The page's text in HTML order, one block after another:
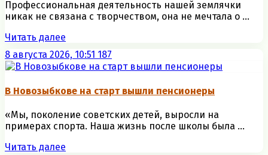
Профессиональная деятельность нашей землячки
никак не связана с творчеством, она не мечтала о ...
Читать далее
8 августа 2026, 10:51 187
В Новозыбкове на старт вышли пенсионеры
«Мы, поколение советских детей, выросли на
примерах спорта. Наша жизнь после школы была ...
Читать далее